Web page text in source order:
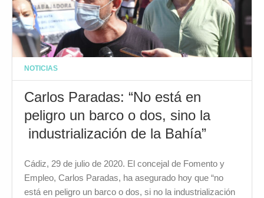
NOTICIAS
Carlos Paradas: “No está en
peligro un barco o dos, sino la
industrialización de la Bahía”
Cádiz, 29 de julio de 2020. El concejal de Fomento y
Empleo, Carlos Paradas, ha asegurado hoy que “no
está en peligro un barco o dos, si no la industrialización